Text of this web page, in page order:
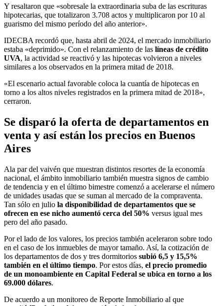
Y resaltaron que «sobresale la extraordinaria suba de las escrituras
hipotecarias, que totalizaron 3.708 actos y multiplicaron por 10 al
guarismo del mismo período del año anterior».
IDECBA recordó que, hasta abril de 2024, el mercado inmobiliario
estaba «deprimido». Con el relanzamiento de las líneas de crédito
UVA, la actividad se reactivó y las hipotecas volvieron a niveles
similares a los observados en la primera mitad de 2018.
«El escenario actual favorable coloca la cuantía de hipotecas en
torno a los altos niveles registrados en la primera mitad de 2018»,
cerraron.
Se disparó la oferta de departamentos en
venta y así están los precios en Buenos
Aires
Ala par del vaivén que muestran distintos resortes de la economía
nacional, el ámbito inmobiliario también muestra signos de cambio
de tendencia y en el último bimestre comenzó a acelerarse el número
de unidades usadas que se suman al mercado de la compraventa.
Tan sólo en julio la disponibilidad de departamentos que se
ofrecen en ese nicho aumentó cerca del 50% versus igual mes
pero del año pasado.
Por el lado de los valores, los precios también aceleraron sobre todo
en el caso de los inmuebles de mayor tamaño. Así, la cotización de
los departamentos de dos y tres dormitorios subió 6,5 y 15,5%
también en el último tiempo. Por estos días, el precio promedio
de un monoambiente en Capital Federal se ubica en torno a los
69.000 dólares.
De acuerdo a un monitoreo de Reporte Inmobiliario al que